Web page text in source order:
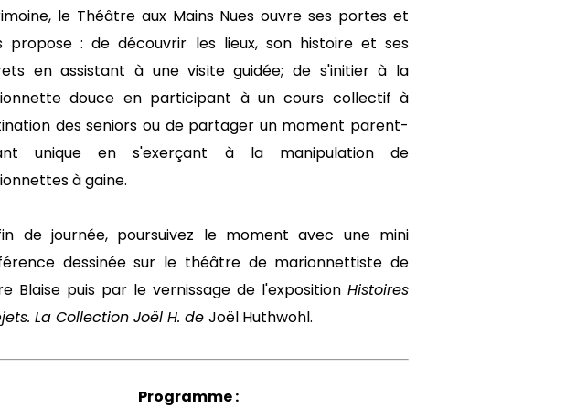
le Théâtre aux Mains Nues ouvre ses portes et
propose : de découvrir les lieux, son histoire et ses
en assistant à une visite guidée; de s'initier à la
douce en participant à un cours collectif à
des seniors ou de partager un moment parent-
unique en s'exerçant à la manipulation de
à gaine.
de journée, poursuivez le moment avec une mini
dessinée sur le théâtre de marionnettiste de
Blaise puis par le vernissage de l'exposition Histoires
La Collection Joël H. de Joël Huthwohl.
Programme :